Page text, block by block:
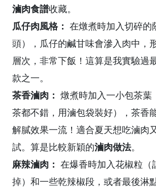
滷肉食譜收藏。
瓜仔肉風格： 在燉煮時加入切碎的
頭），瓜仔的鹹甘味會滲入肉中，
層次，非常下飯！這算是我實驗過
款之一。
茶香滷肉： 燉煮時加入一小包茶葉
茶都不錯，用滷包袋裝好），茶香
解膩效果一流！適合夏天想吃滷肉
試。算是比較新穎的滷肉做法。
麻辣滷肉： 在爆香時加入花椒粒（
掉）和一些乾辣椒段，或者最後淋